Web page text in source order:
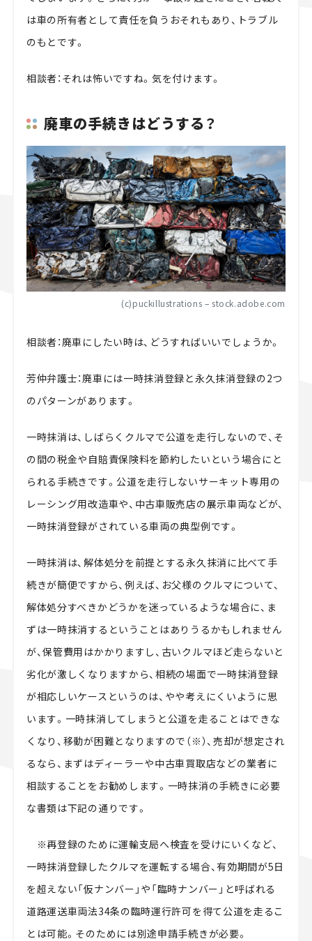
は車の所有者として責任を負うおそれもあり、トラブル
のもとです。
相談者：それは怖いですね。気を付けます。
廃車の手続きはどうする？
(c)puckillustrations – stock.adobe.com
相談者：廃車にしたい時は、どうすればいいでしょうか。
芳仲弁護士：廃車には一時抹消登録と永久抹消登録の2つ
のパターンがあります。
一時抹消は、しばらくクルマで公道を走行しないので、そ
の間の税金や自賠責保険料を節約したいという場合にと
られる手続きです。公道を走行しないサーキット専用の
レーシング用改造車や、中古車販売店の展示車両などが、
一時抹消登録がされている車両の典型例です。
一時抹消は、解体処分を前提とする永久抹消に比べて手
続きが簡便ですから、例えば、お父様のクルマについて、
解体処分すべきかどうかを迷っているような場合に、ま
ずは一時抹消するということはありうるかもしれません
が、保管費用はかかりますし、古いクルマほど走らないと
劣化が激しくなりますから、相続の場面で一時抹消登録
が相応しいケースというのは、やや考えにくいように思
います。一時抹消してしまうと公道を走ることはできな
くなり、移動が困難となりますので（※）、売却が想定され
るなら、まずはディーラーや中古車買取店などの業者に
相談することをお勧めします。一時抹消の手続きに必要
な書類は下記の通りです。
※再登録のために運輸支局へ検査を受けにいくなど、
一時抹消登録したクルマを運転する場合、有効期間が5日
を超えない「仮ナンバー」や「臨時ナンバー」と呼ばれる
道路運送車両法34条の臨時運行許可を得て公道を走るこ
とは可能。そのためには別途申請手続きが必要。